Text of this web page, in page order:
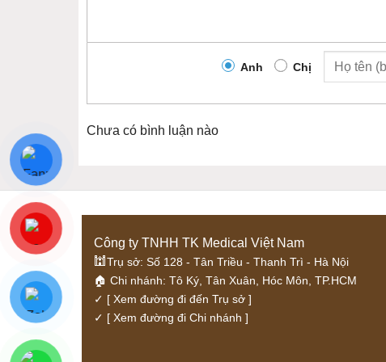
Anh Chị
Chưa có bình luận nào
Công ty TNHH TK Medical Việt Nam
🕍 Trụ sở: Số 128 - Tân Triều - Thanh Trì - Hà Nội
🏠 Chi nhánh: Tô Ký, Tân Xuân, Hóc Môn, TP.HCM
✓ [ Xem đường đi đến Trụ sở ]
✓ [ Xem đường đi Chi nhánh ]